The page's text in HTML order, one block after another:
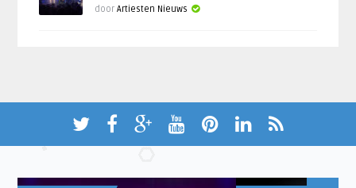
doorArtiesten Nieuws